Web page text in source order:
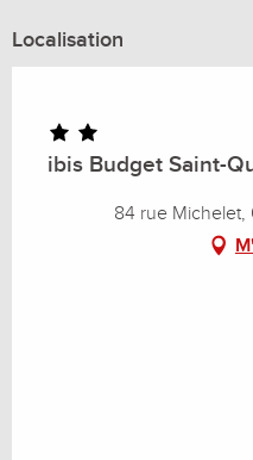
Localisation
ibis Budget Saint-
84 rue Michelet,